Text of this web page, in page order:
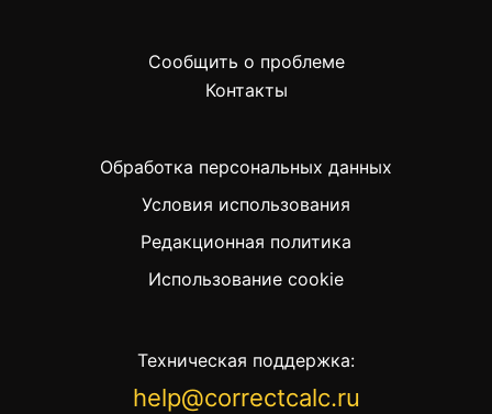
Сообщить о проблеме
Контакты
Oбработкa персональных данных
Условия использования
Редакционная политика
Использование cookie
Техническая поддержка:
help@correctcalc.ru